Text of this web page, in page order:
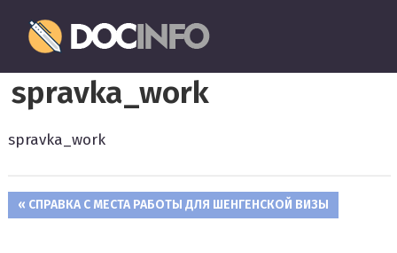
перейти
к
содержимому
оформление
и
документов
spravka_work
spravka_work
Навигация
ПРЕДЫДУЩАЯ
СПРАВКА С МЕСТА РАБОТЫ ДЛЯ ШЕНГЕНСКОЙ ВИЗЫ